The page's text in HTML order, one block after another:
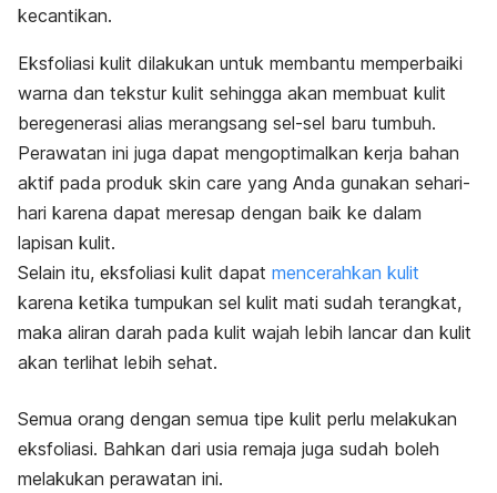
kecantikan.
Eksfoliasi kulit dilakukan untuk membantu memperbaiki
warna dan tekstur kulit sehingga akan membuat kulit
beregenerasi alias merangsang sel-sel baru tumbuh.
Perawatan ini juga dapat mengoptimalkan kerja bahan
aktif pada produk skin care yang Anda gunakan sehari-
hari karena dapat meresap dengan baik ke dalam
lapisan kulit.
Selain itu, eksfoliasi kulit dapat mencerahkan kulit
karena ketika tumpukan sel kulit mati sudah terangkat,
maka aliran darah pada kulit wajah lebih lancar dan kulit
akan terlihat lebih sehat.
Semua orang dengan semua tipe kulit perlu melakukan
eksfoliasi. Bahkan dari usia remaja juga sudah boleh
melakukan perawatan ini.